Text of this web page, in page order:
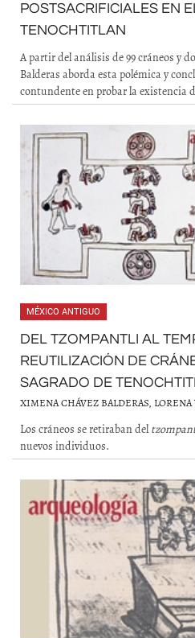
POSTSACRIFICIALES EN
TENOCHTITLAN
A partir del análisis de 99 cráneos y
Balderas aborda esta polémica y
contundente en probar la existencia
MÉXICO ANTIGUO
DEL TZOMPANTLI AL
REUTILIZACIÓN DE
SAGRADO DE
XIMENA CHÁVEZ BALDERAS,
Los cráneos se retiraban del
nuevos individuos.